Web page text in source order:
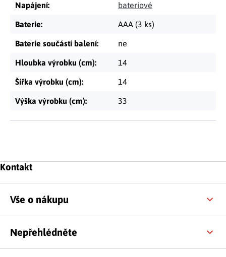
Napájení: bateriové
Baterie: AAA (3 ks)
Baterie součástí balení: ne
Hloubka výrobku (cm): 14
Šířka výrobku (cm): 14
Výška výrobku (cm): 33
Zápatí
Kontakt
Vše o nákupu
Nepřehlédněte